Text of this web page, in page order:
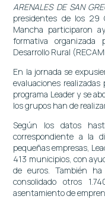
ARENALES DE SAN
presidentes de los 29
Mancha participaron
formativa organizada
Desarrollo Rural
En la jornada se
evaluaciones
programa Leader y se
los grupos han de
Según los datos
correspondiente a la
pequeñas empresas,
413 municipios, con
de euros. También
consolidado otros
asentamiento de